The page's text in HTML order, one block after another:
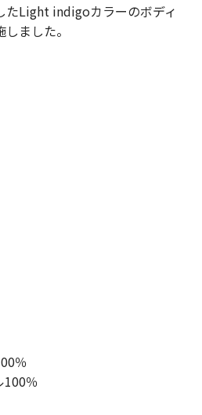
ーフ】
ーエレメント】
ヴァ】
ョー】
パンツ】
ストオーバーオールズ】
たLight indigoカラーのボディ
ました。
％
％